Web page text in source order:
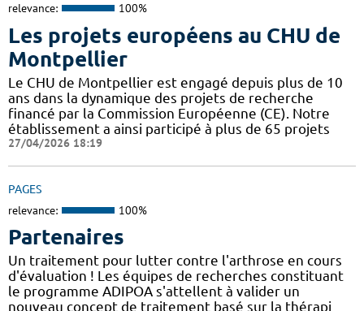
relevance: 100%
Les projets européens au CHU de
Montpellier
Le CHU de Montpellier est engagé depuis plus de 10
ans dans la dynamique des projets de recherche
financé par la Commission Européenne (CE). Notre
établissement a ainsi participé à plus de 65 projets
27/04/2026 18:19
PAGES
relevance: 100%
Partenaires
Un traitement pour lutter contre l'arthrose en cours
d'évaluation ! Les équipes de recherches constituant
le programme ADIPOA s'attellent à valider un
nouveau concept de traitement basé sur la thérapi